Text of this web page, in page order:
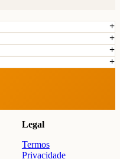
Legal
Termos
Privacidade